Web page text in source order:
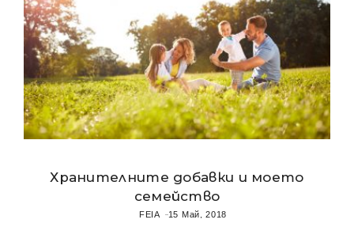
Хранителните добавки и моето
семейство
FEIA 15 Май, 2018